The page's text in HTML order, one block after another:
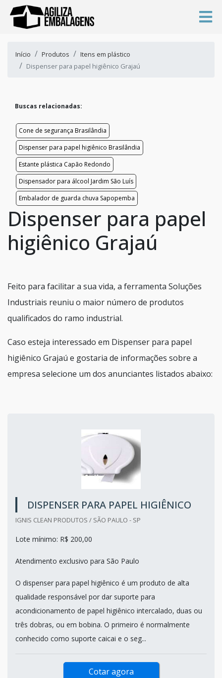
Início Produtos
Itens em plástico
Dispenser para papel higiênico Grajaú
Buscas relacionadas:
Cone de segurança Brasilândia
Dispenser para papel higiênico Brasilândia
Estante plástica Capão Redondo
Dispensador para álcool Jardim São Luís
Embalador de guarda chuva Sapopemba
Dispenser para papel
higiênico Grajaú
Feito para facilitar a sua vida, a ferramenta Soluções
Industriais reuniu o maior número de produtos
qualificados do ramo industrial.
Caso esteja interessado em Dispenser para papel
higiênico Grajaú e gostaria de informações sobre a
empresa selecione um dos anunciantes listados abaixo:
DISPENSER PARA PAPEL HIGIÊNICO
IGNIS CLEAN PRODUTOS / SÃO PAULO - SP
Lote mínimo: R$ 200,00
Atendimento exclusivo para São Paulo
O dispenser para papel higiênico é um produto de alta
qualidade responsável por dar suporte para
acondicionamento de papel higiênico intercalado, duas ou
três dobras, ou em bobina. O primeiro é normalmente
conhecido como suporte caicai e o seg...
Cotar agora